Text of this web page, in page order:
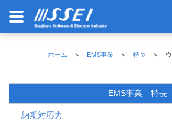
ホーム ＞ EMS事業＞ 特長＞ ウ
EMS事業 特長
納期対応力